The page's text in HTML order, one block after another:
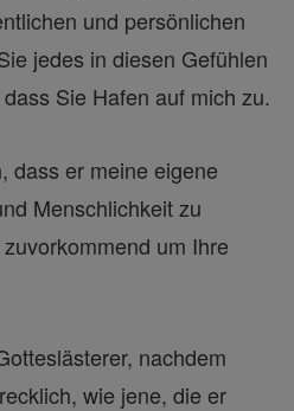
und persönlichen
jedes in diesen Gefühlen
Sie Hafen auf mich zu.
dass er meine eigene
Menschlichkeit zu
um Ihre
nachdem
wie jene, die er